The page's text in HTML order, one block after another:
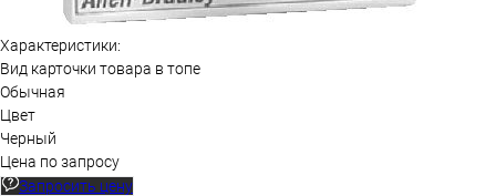
Характеристики:
Вид карточки товара в топе
Обычная
Цвет
Черный
Цена по запросу
Запросить цену